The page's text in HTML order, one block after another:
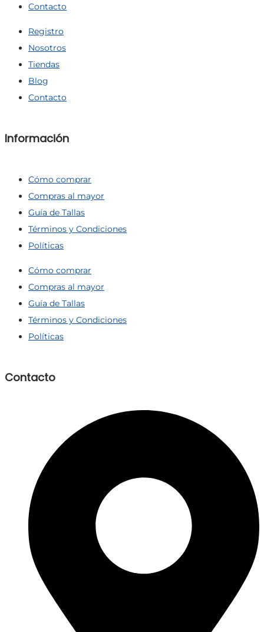
Contacto
Registro
Nosotros
Tiendas
Blog
Contacto
Información
Cómo comprar
Compras al mayor
Guía de Tallas
Términos y Condiciones
Políticas
Cómo comprar
Compras al mayor
Guía de Tallas
Términos y Condiciones
Políticas
Contacto